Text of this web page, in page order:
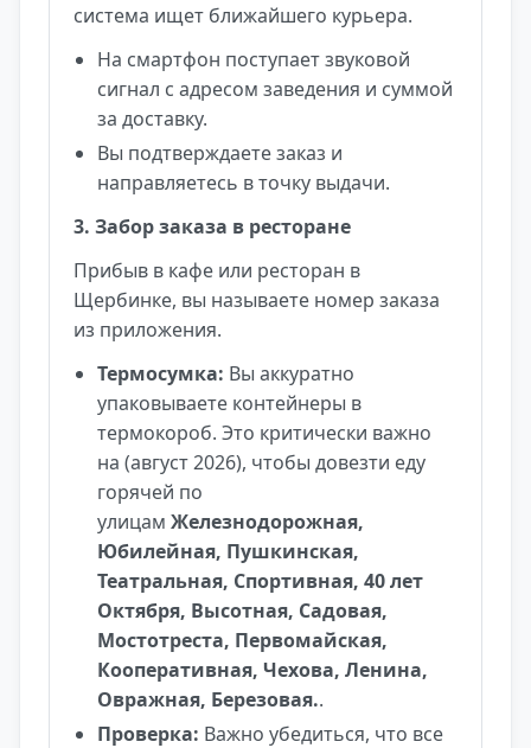
система ищет ближайшего курьера.
На смартфон поступает звуковой
сигнал с адресом заведения и суммой
за доставку.
Вы подтверждаете заказ и
направляетесь в точку выдачи.
3. Забор заказа в ресторане
Прибыв в кафе или ресторан в
Щербинке, вы называете номер заказа
из приложения.
Термосумка: Вы аккуратно
упаковываете контейнеры в
термокороб. Это критически важно
на (август 2026), чтобы довезти еду
горячей по
улицам Железнодорожная,
Юбилейная, Пушкинская,
Театральная, Спортивная, 40 лет
Октября, Высотная, Садовая,
Мостотреста, Первомайская,
Кооперативная, Чехова, Ленина,
Овражная, Березовая..
Проверка: Важно убедиться, что все